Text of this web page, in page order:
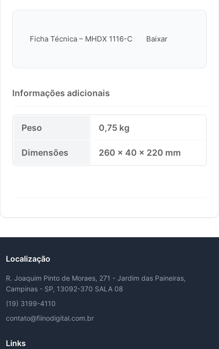
Ficha Técnica – MHDX 1116-C Baixar
Informações adicionais
Peso 0,75 kg
Dimensões 260 × 40 × 220 mm
Localização
R. Joaquim Pinto de Moraes, 271 - Jardim das Paineiras,
Campinas - SP, 13092-370 SALA 08
(19) 3199-4110
contato@fiinodigital.com.br
Links